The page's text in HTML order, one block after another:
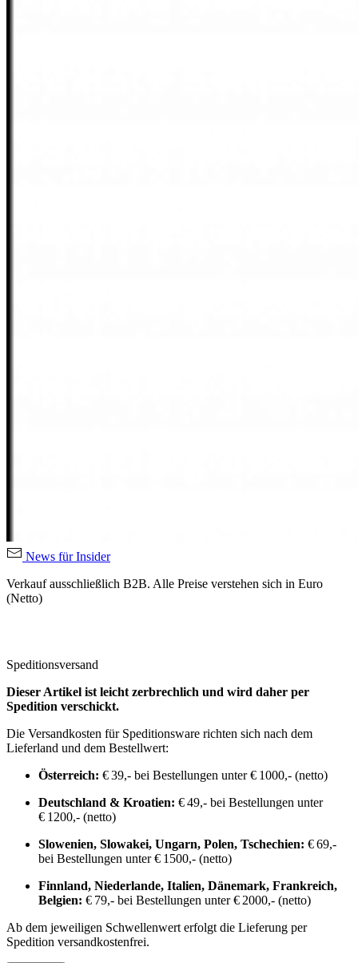
News für Insider
Verkauf ausschließlich B2B. Alle Preise verstehen sich in Euro
(Netto)
Speditionsversand
Dieser Artikel ist leicht zerbrechlich und wird daher per
Spedition verschickt.
Die Versandkosten für Speditionsware richten sich nach dem
Lieferland und dem Bestellwert:
Österreich: € 39,- bei Bestellungen unter € 1000,- (netto)
Deutschland & Kroatien: € 49,- bei Bestellungen unter
€ 1200,- (netto)
Slowenien, Slowakei, Ungarn, Polen, Tschechien: € 69,-
bei Bestellungen unter € 1500,- (netto)
Finnland, Niederlande, Italien, Dänemark, Frankreich,
Belgien: € 79,- bei Bestellungen unter € 2000,- (netto)
Ab dem jeweiligen Schwellenwert erfolgt die Lieferung per
Spedition versandkostenfrei.